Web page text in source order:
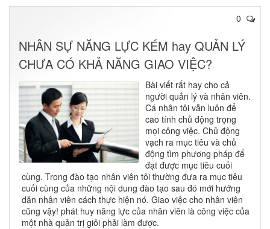
0
NHÂN SỰ NĂNG LỰC KÉM hay QUẢN LÝ
CHƯA CÓ KHẢ NĂNG GIAO VIỆC?
Bài viết rất hay cho cả
người quản lý và nhân viên.
Cá nhân tôi vẫn luôn để
cao tính chủ động trọng
mọi công việc. Chủ động
vạch ra mục tiêu và chủ
động tìm phương pháp để
đạt được mục tiêu cuối
cùng. Trong đào tạo nhân viên tôi thường đưa ra mục tiêu
cuối cùng của những nội dung đào tạo sau đó mới hướng
dẫn nhân viên cách thực hiện nó. Giao việc cho nhân viên
cũng vậy! phát huy năng lực của nhân viên là công việc của
một nhà quản trị giỏi phải làm được.